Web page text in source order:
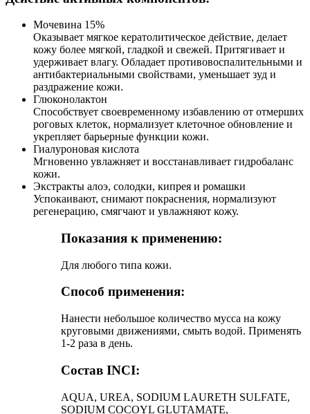
Мочевина 15%
Оказывает мягкое кератолитическое действие, делает
кожу более мягкой, гладкой и свежей. Притягивает и
удерживает влагу. Обладает противовоспалительными и
антибактериальными свойствами, уменьшает зуд и
раздражение кожи.
Глюконолактон
Способствует своевременному избавлению от отмерших
роговых клеток, нормализует клеточное обновление и
укрепляет барьерные функции кожи.
Гиалуроновая кислота
Мгновенно увлажняет и восстанавливает гидробаланс
кожи.
Экстракты алоэ, солодки, кипрея и ромашки
Успокаивают, снимают покраснения, нормализуют
регенерацию, смягчают и увлажняют кожу.
Показания к применению:
Для любого типа кожи.
Способ применения:
Нанести небольшое количество мусса на кожу
круговыми движениями, смыть водой. Применять
1-2 раза в день.
Состав INCI:
AQUA, UREA, SODIUM LAURETH SULFATE,
SODIUM COCOYL GLUTAMATE,